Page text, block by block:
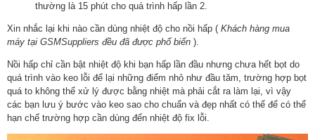
thường là 15 phút cho quá trình hấp lần 2.
Xin nhắc lại khi nào cần dùng nhiệt độ cho nồi hấp ( Khách hàng mua
máy tại GSMSuppliers đều đã được phổ biến ).
Nồi hấp chỉ cần bật nhiệt độ khi bạn hấp lần đầu nhưng chưa hết bọt do
quá trình vào keo lỗi để lại những điểm nhỏ như đầu tăm, trường hợp bọt
quá to không thể xử lý được bằng nhiệt mà phải cắt ra làm lại, vì vậy
các bạn lưu ý bước vào keo sao cho chuẩn và đẹp nhất có thể để có thể
hạn chế trường hợp cần dùng đến nhiệt độ fix lỗi.